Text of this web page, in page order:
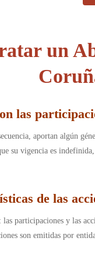
un
las
aportan algún
su vigencia es
de las
participaciones y las
son emitidas por